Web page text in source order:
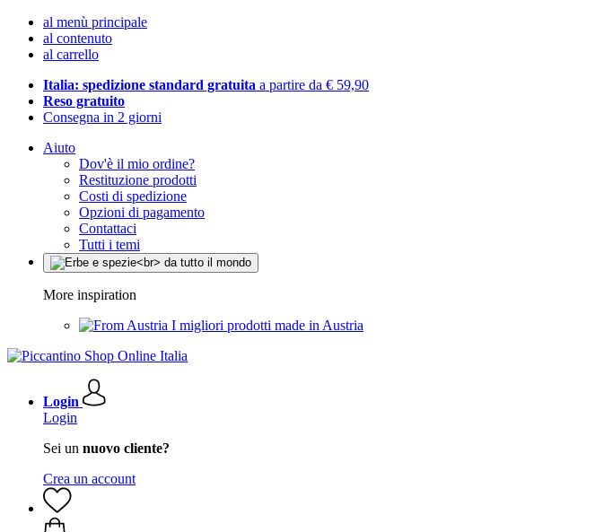
al menù principale
al contenuto
al carrello
Italia: spedizione standard gratuita a partire da € 59,90
Reso gratuito
Consegna in 2 giorni
Aiuto
Dov'è il mio ordine?
Restituzione prodotti
Costi di spedizione
Opzioni di pagamento
Contattaci
Tutti i temi
More inspiration
I migliori prodotti made in Austria
Login
Login
Sei un nuovo cliente?
Crea un account